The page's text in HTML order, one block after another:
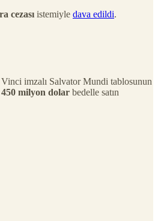
cezası istemiyle dava edildi.
imzalı Salvator Mundi tablosunun
450 milyon dolar bedelle satın